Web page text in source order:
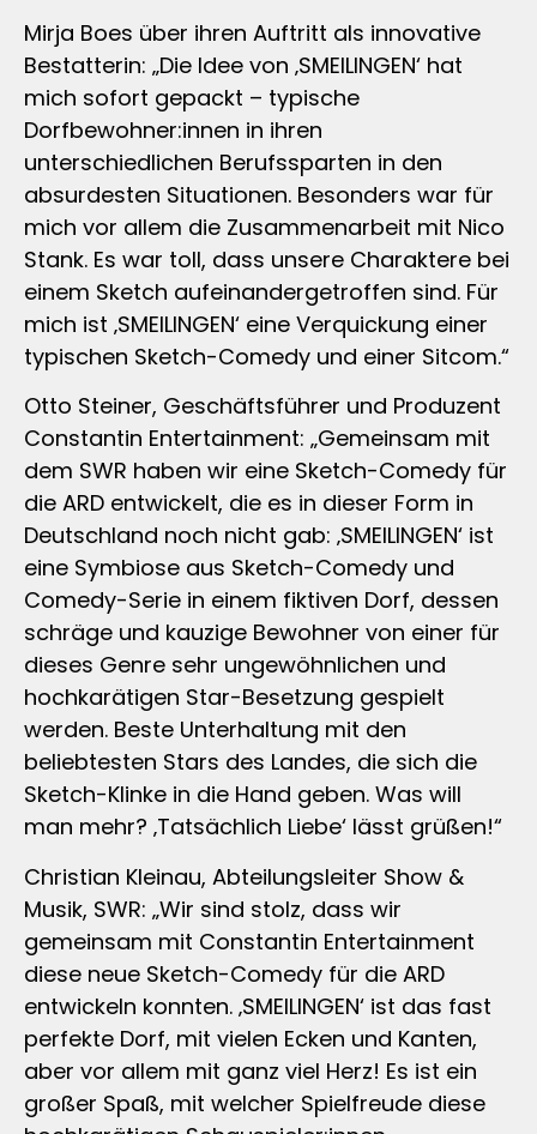
Mirja Boes über ihren Auftritt als innovative
Bestatterin: „Die Idee von ‚SMEILINGEN‘ hat
mich sofort gepackt – typische
Dorfbewohner:innen in ihren
unterschiedlichen Berufssparten in den
absurdesten Situationen. Besonders war für
mich vor allem die Zusammenarbeit mit Nico
Stank. Es war toll, dass unsere Charaktere bei
einem Sketch aufeinandergetroffen sind. Für
mich ist ‚SMEILINGEN‘ eine Verquickung einer
typischen Sketch-Comedy und einer Sitcom.“
Otto Steiner, Geschäftsführer und Produzent
Constantin Entertainment: „Gemeinsam mit
dem SWR haben wir eine Sketch-Comedy für
die ARD entwickelt, die es in dieser Form in
Deutschland noch nicht gab: ‚SMEILINGEN‘ ist
eine Symbiose aus Sketch-Comedy und
Comedy-Serie in einem fiktiven Dorf, dessen
schräge und kauzige Bewohner von einer für
dieses Genre sehr ungewöhnlichen und
hochkarätigen Star-Besetzung gespielt
werden. Beste Unterhaltung mit den
beliebtesten Stars des Landes, die sich die
Sketch-Klinke in die Hand geben. Was will
man mehr? ‚Tatsächlich Liebe‘ lässt grüßen!“
Christian Kleinau, Abteilungsleiter Show &
Musik, SWR: „Wir sind stolz, dass wir
gemeinsam mit Constantin Entertainment
diese neue Sketch-Comedy für die ARD
entwickeln konnten. ‚SMEILINGEN‘ ist das fast
perfekte Dorf, mit vielen Ecken und Kanten,
aber vor allem mit ganz viel Herz! Es ist ein
großer Spaß, mit welcher Spielfreude diese